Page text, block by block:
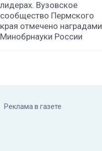
лидерах. Вузовское
сообщество Пермского
края отмечено наградами
Минобрнауки России
Реклама в газете